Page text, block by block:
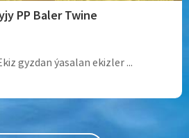
PP Baler Twine
gyzdan ýasalan ekizler ...